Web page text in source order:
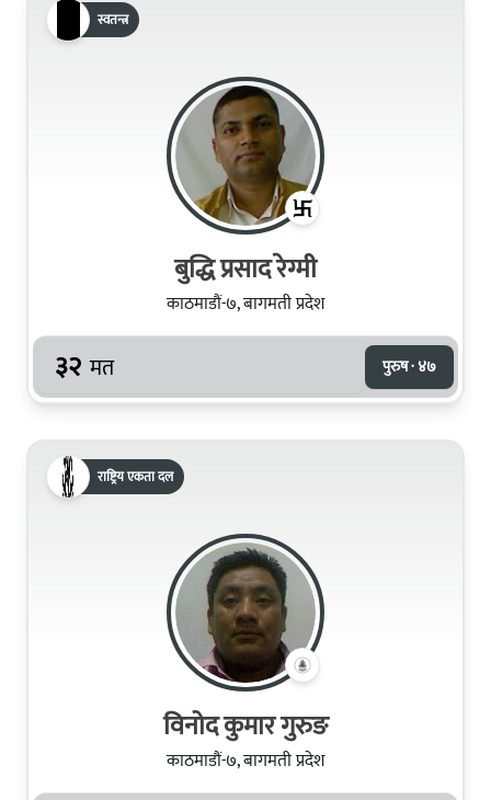
स्वतन्त्र
बुद्धि प्रसाद रेग्मी
काठमाडौं-७, बागमती प्रदेश
३२ मत पुरुष · ४७
राष्ट्रिय एकता दल
विनोद कुमार गुरुङ
काठमाडौं-७, बागमती प्रदेश